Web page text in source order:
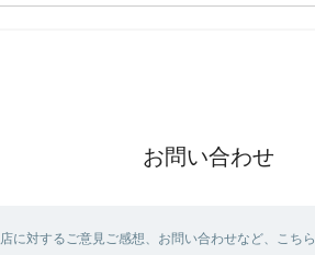
お問い合わせ
に対するご意見ご感想、お問い合わせなど、こち